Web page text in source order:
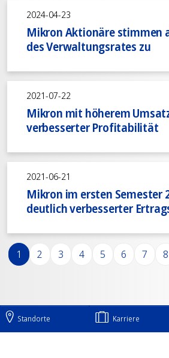
2024-04-23
Mikron Aktionäre stimmen
des Verwaltungsrates zu
2021-07-22
Mikron mit höherem
verbesserter Profitabilität
2021-06-21
Mikron im ersten Semester
deutlich verbesserter
Seitennummerierung
Seite
1 Seite
2 Seite
3 Seite
4 Seite
5 Seite
6 Seite
7 8
Standorte Karriere